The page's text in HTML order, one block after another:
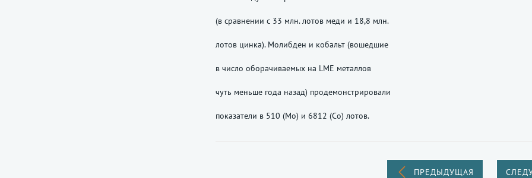
(в сравнении с 33 млн. лотов меди и 18,8 млн.
лотов цинка). Молибден и кобальт (вошедшие
в число оборачиваемых на LME металлов
чуть меньше года назад) продемонстрировали
показатели в 510 (Mo) и 6812 (Co) лотов.
ПРЕДЫДУЩАЯ